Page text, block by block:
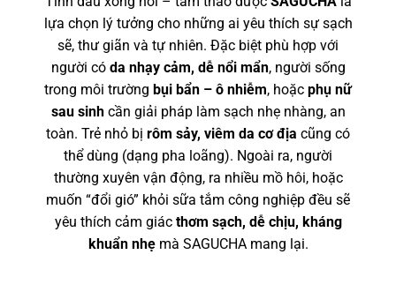
lựa chọn lý tưởng cho những ai yêu thích sự sạch
sẽ, thư giãn và tự nhiên. Đặc biệt phù hợp với
người có da nhạy cảm, dễ nổi mẩn, người sống
trong môi trường bụi bẩn – ô nhiễm, hoặc phụ nữ
sau sinhcần giải pháp làm sạch nhẹ nhàng, an
toàn. Trẻ nhỏ bị rôm sảy, viêm da cơ địa cũng có
thể dùng (dạng pha loãng). Ngoài ra, người
thường xuyên vận động, ra nhiều mồ hôi, hoặc
muốn “đổi gió” khỏi sữa tắm công nghiệp đều sẽ
yêu thích cảm giác thơm sạch, dễ chịu, kháng
khuẩn nhẹmà SAGUCHA mang lại.